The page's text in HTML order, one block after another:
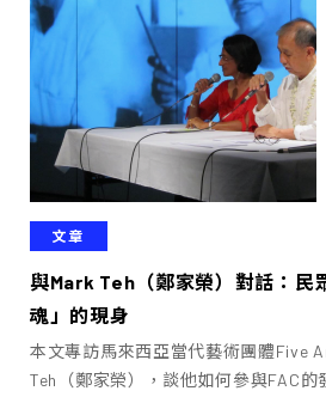
文章
與Mark Teh（鄭家榮）對話：民
魂」的現身
本文專訪馬來西亞當代藝術團體Five
Teh（鄭家榮），談他如何參與FAC